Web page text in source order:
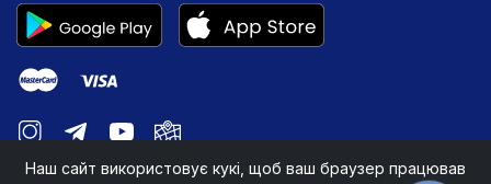
Наш сайт використовує кукі, щоб ваш браузер працював